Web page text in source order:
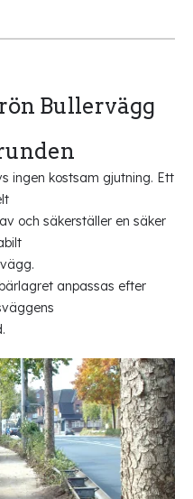
Bullervägg
ingen kostsam gjutning. Ett
och säkerställer en säker
anpassas efter